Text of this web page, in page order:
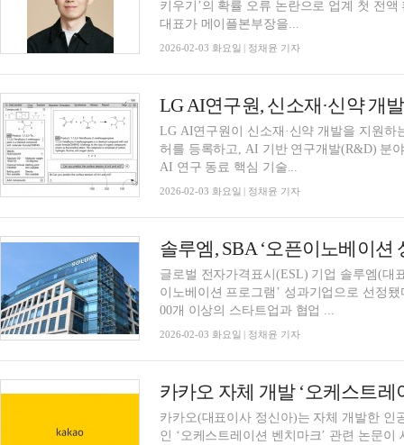
키우기’의 확률 오류 논란으로 업계 첫 전
대표가 메이플본부장을...
2026-02-03 화요일 | 정채윤 기자
LG AI연구원, 신소재·신약 개
LG AI연구원이 신소재·신약 개발을 지원하
허를 등록하고, AI 기반 연구개발(R&D) 분
AI 연구 동료 핵심 기술...
2026-02-03 화요일 | 정채윤 기자
솔루엠, SBA ‘오픈이노베이션
글로벌 전자가격표시(ESL) 기업 솔루엠(대
이노베이션 프로그램’ 성과기업으로 선정
00개 이상의 스타트업과 협업 ...
2026-02-03 화요일 | 정채윤 기자
카카오(대표이사 정신아)는 자체 개발한
인 ‘오케스트레이션 벤치마크’ 관련 논문이